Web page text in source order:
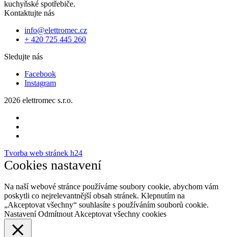
kuchyňské spotřebiče.
Kontaktujte nás
info@elettromec.cz
+ 420 725 445 260
Sledujte nás
Facebook
Instagram
2026 elettromec s.r.o.
Tvorba web stránek h24
Cookies nastavení
Na naší webové stránce používáme soubory cookie, abychom vám
poskytli co nejrelevantnější obsah stránek. Klepnutím na
„Akceptovat všechny“ souhlasíte s používáním souborů cookie.
Nastavení Odmítnout Akceptovat všechny cookies